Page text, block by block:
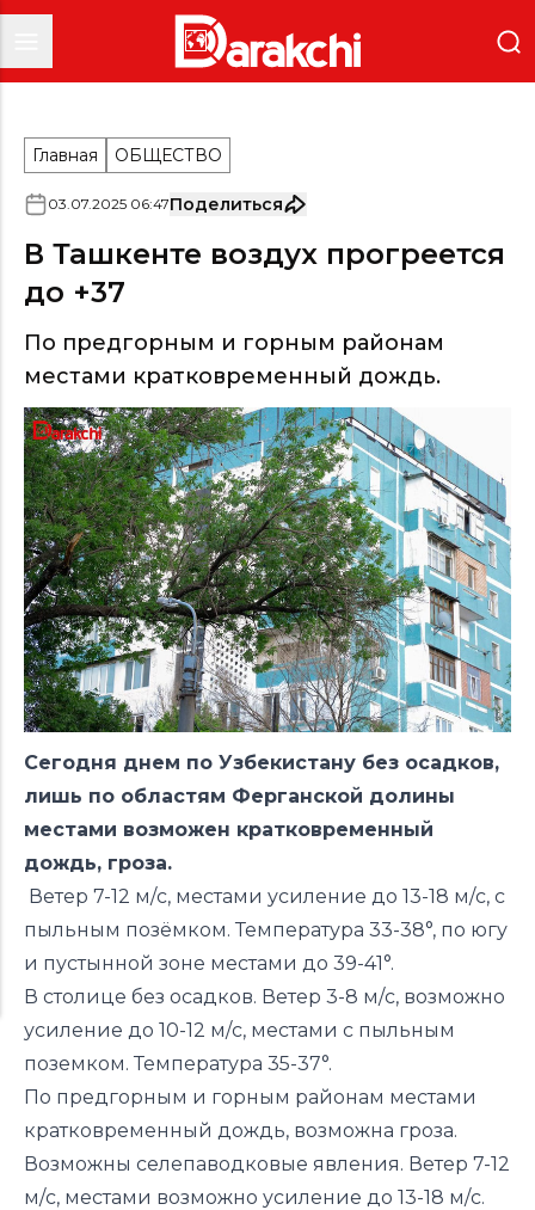
Главная ОБЩЕСТВО
03.07.2025 06:47Поделиться
В Ташкенте воздух прогреется
до +37
По предгорным и горным районам
местами кратковременный дождь.
Сегодня днем по Узбекистану без осадков,
лишь по областям Ферганской долины
местами возможен кратковременный
дождь, гроза.
Ветер 7-12 м/с, местами усиление до 13-18 м/с, с
пыльным позёмком. Температура 33-38°, по югу
и пустынной зоне местами до 39-41°.
В столице без осадков. Ветер 3-8 м/с, возможно
усиление до 10-12 м/с, местами с пыльным
поземком. Температура 35-37°.
По предгорным и горным районам местами
кратковременный дождь, возможна гроза.
Возможны селепаводковые явления. Ветер 7-12
м/с, местами возможно усиление до 13-18 м/с.